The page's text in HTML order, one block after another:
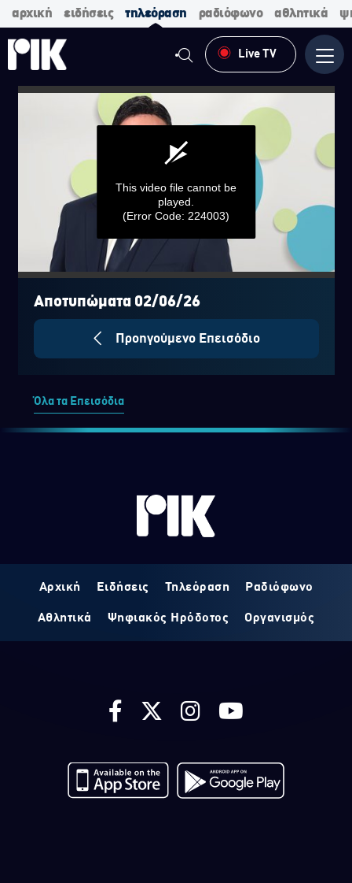
αρχική ειδήσεις τηλεόραση ραδιόφωνο αθλητικά
Live TV
0
seconds
seconds
This video file cannot be
played.
(Error Code: 224003)
Αποτυπώματα 02/06/26
Προηγούμενο Επεισόδιο
Όλα τα Επεισόδια
Αρχική Ειδήσεις Τηλεόραση Ραδιόφωνο
Αθλητικά Ψηφιακός Ηρόδοτος Οργανισμός